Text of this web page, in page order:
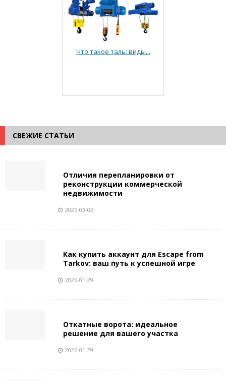
Что такое таль: виды...
СВЕЖИЕ СТАТЬИ
Отличия перепланировки от
реконструкции коммерческой
недвижимости
2026-03-02
Как купить аккаунт для Escape from
Tarkov: ваш путь к успешной игре
2026-01-29
Откатные ворота: идеальное
решение для вашего участка
2026-01-29